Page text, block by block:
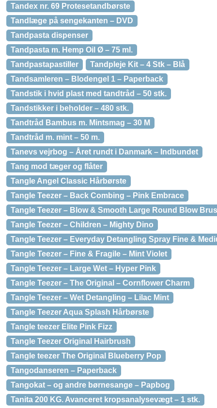
Tandex nr. 69 Protesetandbørste
Tandlæge på sengekanten – DVD
Tandpasta dispenser
Tandpasta m. Hemp Oil Ø – 75 ml.
Tandpastapastiller
Tandpleje Kit – 4 Stk – Blå
Tandsamleren – Blodengel 1 – Paperback
Tandstik i hvid plast med tandtråd – 50 stk.
Tandstikker i beholder – 480 stk.
Tandtråd Bambus m. Mintsmag – 30 M
Tandtråd m. mint – 50 m.
Tanevs vejrbog – Året rundt i Danmark – Indbundet
Tang mod tæger og flåter
Tangle Angel Classic Hårbørste
Tangle Teezer – Back Combing – Pink Embrace
Tangle Teezer – Blow & Smooth Large Round Blow
Tangle Teezer – Children – Mighty Dino
Tangle Teezer – Everyday Detangling Spray Fine &
Tangle Teezer – Fine & Fragile – Mint Violet
Tangle Teezer – Large Wet – Hyper Pink
Tangle Teezer – The Original – Cornflower Charm
Tangle Teezer – Wet Detangling – Lilac Mint
Tangle Teezer Aqua Splash Hårbørste
Tangle teezer Elite Pink Fizz
Tangle Teezer Original Hairbrush
Tangle teezer The Original Blueberry Pop
Tangodanseren – Paperback
Tangokat – og andre børnesange – Papbog
Tanita 200 KG. Avanceret kropsanalysevægt – 1 stk.